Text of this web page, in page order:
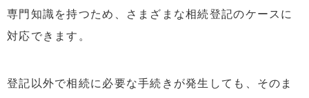
専門知識を持つため、さまざまな相続登記のケースに
対応できます。
登記以外で相続に必要な手続きが発生しても、そのま